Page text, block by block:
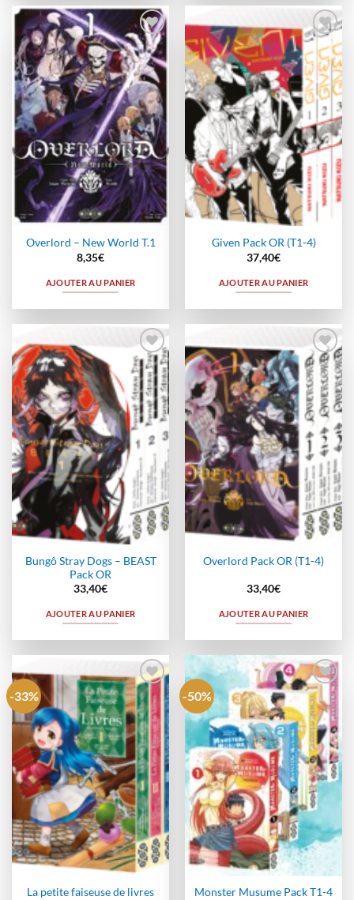
Ajouter
à la
wishlist
Overlord – New World T.1
8,35€
AJOUTER AU PANIER
Ajouter
à la
wishlist
Given Pack OR (T1-4)
37,40€
AJOUTER AU PANIER
Ajouter
à la
wishlist
Bungô Stray Dogs – BEAST
Pack OR
33,40€
AJOUTER AU PANIER
Ajouter
à la
wishlist
Overlord Pack OR (T1-4)
33,40€
AJOUTER AU PANIER
-33%
Ajouter
à la
wishlist
La petite faiseuse de livres
-50%
Ajouter
à la
wishlist
Monster Musume Pack T1-4